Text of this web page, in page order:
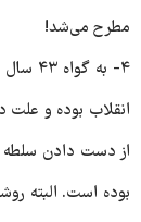
مطرح می‌شد!
۴- به
انقلاب بوده و علت
از دست دادن سلطه
بوده است. البته